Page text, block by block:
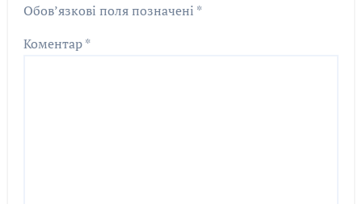
Обов’язкові поля позначені *
Коментар*